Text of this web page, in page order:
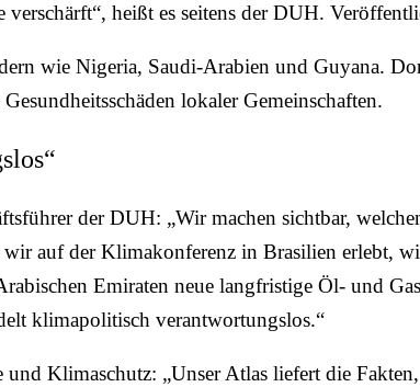
heißt es seitens der DUH.
wie Nigeria, Saudi-Arabien und Guyana.
lokaler Gemeinschaften.
der DUH: „Wir machen sichtbar,
wir auf der Klimakonferenz in Brasilien erlebt,
Emiraten neue langfristige Öl- und
klimapolitisch verantwortungslos.“
Klimaschutz: „Unser Atlas liefert die